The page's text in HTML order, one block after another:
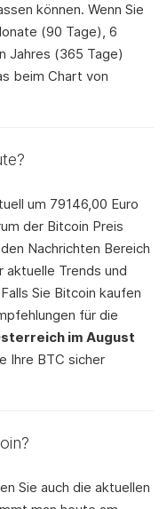
können. Wenn Sie
(90 Tage), 6
Jahres (365 Tage)
beim Chart von
um 79146,00 Euro
der Bitcoin Preis
Nachrichten Bereich
aktuelle Trends und
Sie Bitcoin kaufen
für die
im August
Ihre BTC sicher
Sie auch die aktuellen